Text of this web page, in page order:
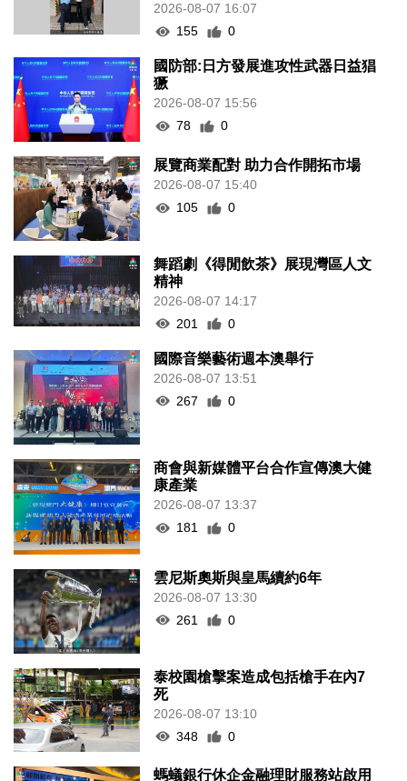
2026-08-07 16:07
155
0
國防部:日方發展進攻性武器日益猖
獗
2026-08-07 15:56
78
0
展覽商業配對 助力合作開拓市場
2026-08-07 15:40
105
0
舞蹈劇《得閒飲茶》展現灣區人文
精神
2026-08-07 14:17
201
0
國際音樂藝術週本澳舉行
2026-08-07 13:51
267
0
商會與新媒體平台合作宣傳澳大健
康產業
2026-08-07 13:37
181
0
雲尼斯奧斯與皇馬續約6年
2026-08-07 13:30
261
0
泰校園槍擊案造成包括槍手在內7
死
2026-08-07 13:10
348
0
螞蟻銀行休企金融理財服務站啟用